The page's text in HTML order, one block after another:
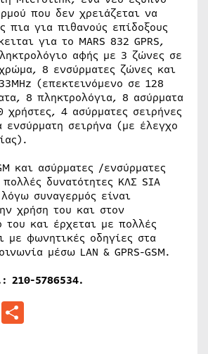
που δεν χρειάζεται να
πια για πιθανούς επίδοξους
για το MARS 832 GPRS,
αφής με 3 ζώνες σε
8 ενσύρματες ζώνες και
(επεκτεινόμενο σε 128
8 πληκτρολόγια, 8 ασύρματα
χρήστες, 4 ασύρματες σειρήνες
ενσύρματη σειρήνα (με έλεγχο
και ασύρματες /ενσύρματες
δυνατότητες ΚΛΣ SIA
συναγερμός είναι
χρήση του και στον
του και έρχεται με πολλές
με φωνητικές οδηγίες στα
μέσω LAN & GPRS-GSM.
5786534.
Messenger